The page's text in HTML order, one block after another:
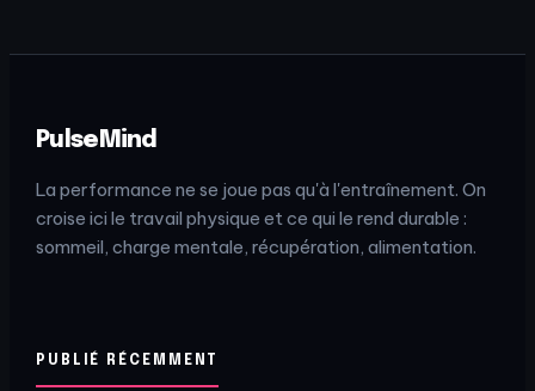
PulseMind
La performance ne se joue pas qu'à l'entraînement. On
croise ici le travail physique et ce qui le rend durable :
sommeil, charge mentale, récupération, alimentation.
PUBLIÉ RÉCEMMENT